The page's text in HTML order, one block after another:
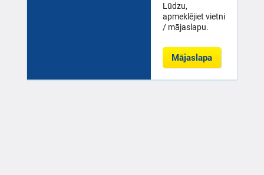
Lūdzu,
apmeklējiet vietni
/ mājaslapu.
Mājaslapa